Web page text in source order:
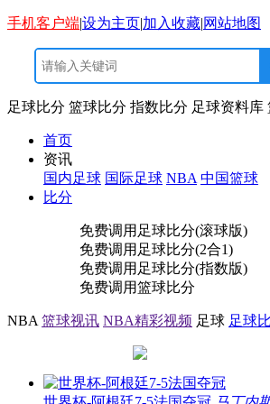
手机客户端|设为主页|加入收藏|网站地图
足球比分 篮球比分 指数比分 足球资料库
首页
资讯
国内足球 国际足球 NBA 中国篮球
比分
免费调用 足球比分(滚球版)
免费调用 足球比分(2合1)
免费调用 足球比分(指数版)
免费调用篮球比分
NBA 篮球视讯 NBA精彩视频 足球 足球